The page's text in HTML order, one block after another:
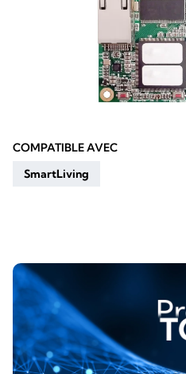
COMPATIBLE AVEC
SmartLiving